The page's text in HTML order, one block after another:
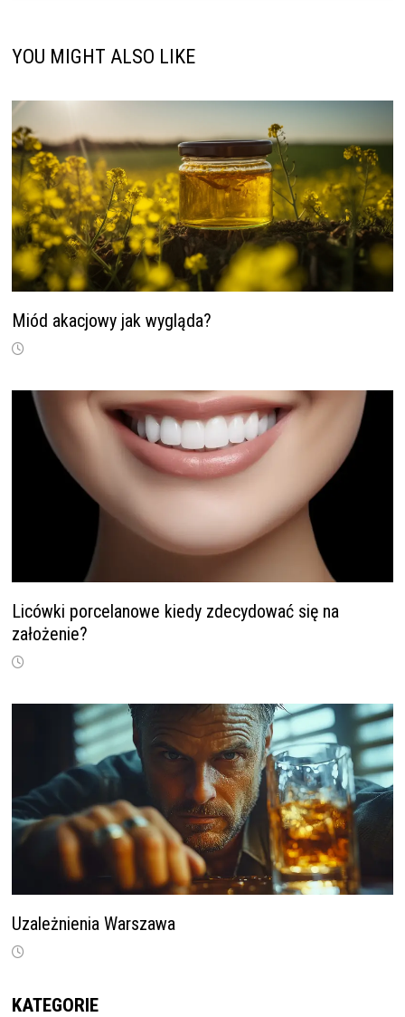
YOU MIGHT ALSO LIKE
Miód akacjowy jak wygląda?
Licówki porcelanowe kiedy zdecydować się na
założenie?
Uzależnienia Warszawa
KATEGORIE